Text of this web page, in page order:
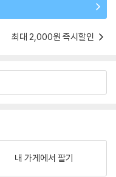
최대 2,000원 즉시할인
내 가게에서 팔기